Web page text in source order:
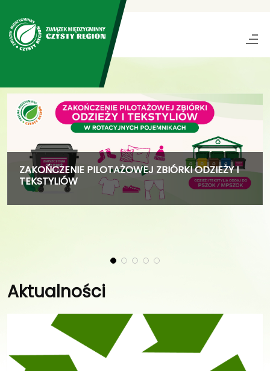
ZAKOŃCZENIE PILOTAŻOWEJ ZBIÓRKI ODZIEŻY I
TEKSTYLIÓW
Aktualności